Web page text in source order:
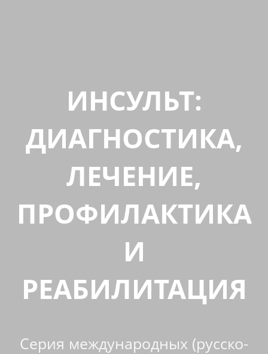
ИНСУЛЬТ:
ДИАГНОСТИКА,
ЛЕЧЕНИЕ,
ПРОФИЛАКТИКА
И
РЕАБИЛИТАЦИЯ
Серия международных (русско-